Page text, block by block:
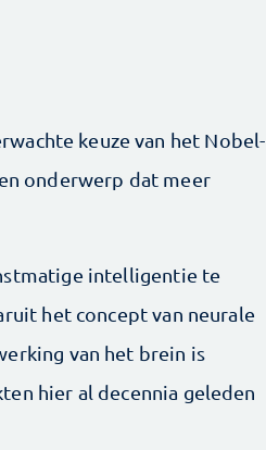
keuze van het Nobel-
onderwerp dat meer
intelligentie te
het concept van neurale
van het brein is
hier al decennia geleden